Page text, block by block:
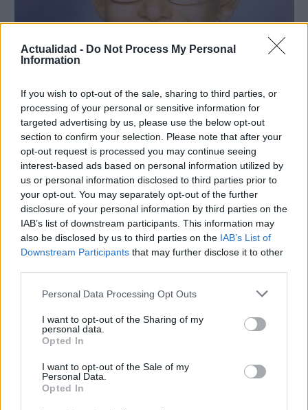
Actualidad - Do Not Process My Personal
Information
If you wish to opt-out of the sale, sharing to third parties, or
processing of your personal or sensitive information for
targeted advertising by us, please use the below opt-out
section to confirm your selection. Please note that after your
opt-out request is processed you may continue seeing
interest-based ads based on personal information utilized by
us or personal information disclosed to third parties prior to
your opt-out. You may separately opt-out of the further
disclosure of your personal information by third parties on the
IAB’s list of downstream participants. This information may
also be disclosed by us to third parties on the IAB’s List of
Downstream Participants that may further disclose it to other
Please note that this website/app uses one or more Google
not limited to your visit or usage behaviour. You may click to
grant or deny consent to Google and its third-party tags to
use your data for below specified purposes in below Google
consent section.
Personal Data Processing Opt Outs
I want to opt-out of the Sharing of my
personal data.
Opted In
I want to opt-out of the Sale of my
Personal Data.
Opted In
desvelan el informe forense
El ‘caso Yéremi Vargas’, el niño desaparecido en 2007…
CRÓNICA
Tragedia en Santa Susanna: un bombero
fallece durante un incendio en un hotel
Un bombero de la Generalitat pierde la vida…